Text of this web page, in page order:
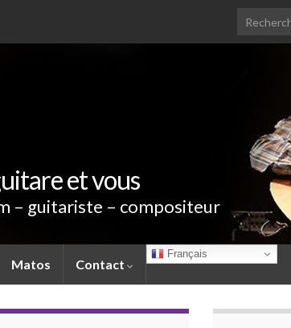
Search for:
et vous
– guitariste – compositeur
Matos Contact
Français